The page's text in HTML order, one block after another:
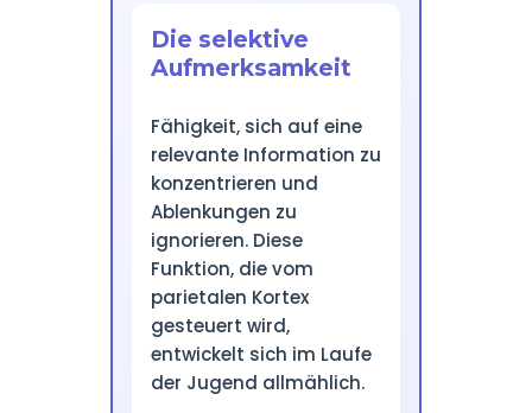
Die selektive
Aufmerksamkeit
Fähigkeit, sich auf eine
relevante Information zu
konzentrieren und
Ablenkungen zu
ignorieren. Diese
Funktion, die vom
parietalen Kortex
gesteuert wird,
entwickelt sich im Laufe
der Jugend allmählich.